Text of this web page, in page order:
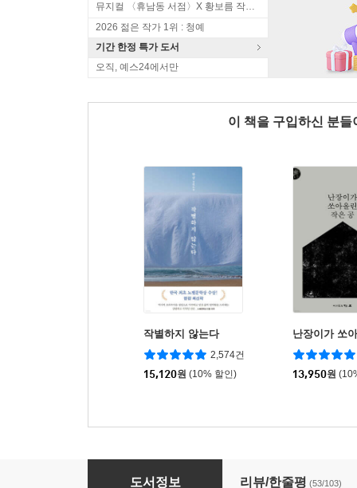
뮤지컬 〈휴남동 서점〉X 황보름 작가 북토크
2026 젊은 작가 1위 : 청예
기간 한정 특가 도서
오직, 예스24에서만
이 책을 구입하신 분
작별하지 않는다
2,574건
15,120원 (10% 할인)
난장이가 쏘
13,950원
칼의 노래
도서정보 리뷰/한줄평 (53/103)